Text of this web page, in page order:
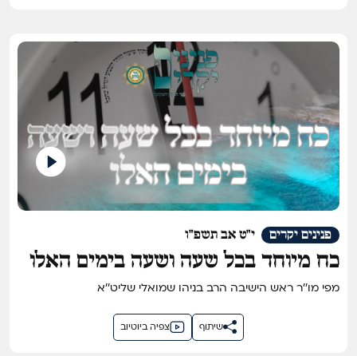
י"ט אב תשפ"ו פנינים יקרים
כח מיוחד בכל שעה ושעה בימים האלו
מפי מו''ר ראש הישיבה הרב בניהו שמואלי שליט''א
צפיה ביוטיוב שיתוף